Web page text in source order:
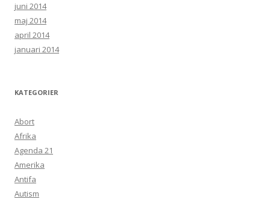
juni 2014
maj 2014
april 2014
januari 2014
KATEGORIER
Abort
Afrika
Agenda 21
Amerika
Antifa
Autism